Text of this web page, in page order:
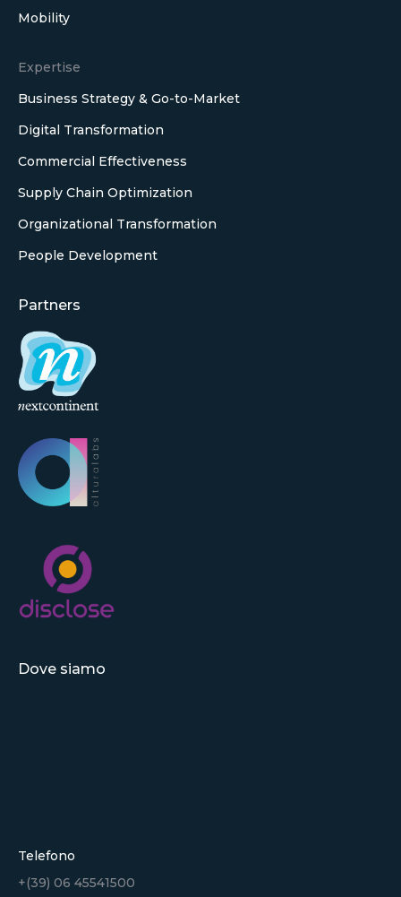
Mobility
Expertise
Business Strategy & Go-to-Market
Digital Transformation
Commercial Effectiveness
Supply Chain Optimization
Organizational Transformation
People Development
Partners
Dove siamo
Telefono
+(39) 06 45541500